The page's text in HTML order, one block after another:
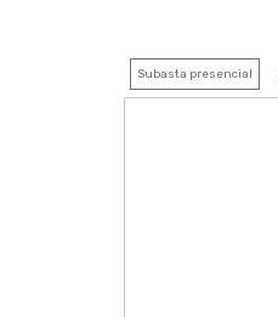
Subasta presencial